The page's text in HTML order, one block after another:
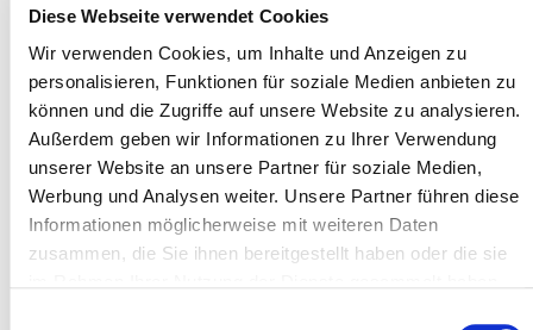
Diese Webseite verwendet Cookies
Wir verwenden Cookies, um Inhalte und Anzeigen zu
personalisieren, Funktionen für soziale Medien anbieten zu
können und die Zugriffe auf unsere Website zu analysieren.
Außerdem geben wir Informationen zu Ihrer Verwendung
unserer Website an unsere Partner für soziale Medien,
Werbung und Analysen weiter. Unsere Partner führen diese
Informationen möglicherweise mit weiteren Daten
zusammen, die Sie ihnen bereitgestellt haben oder die sie
Adresse ligne 1 *
Code postal *